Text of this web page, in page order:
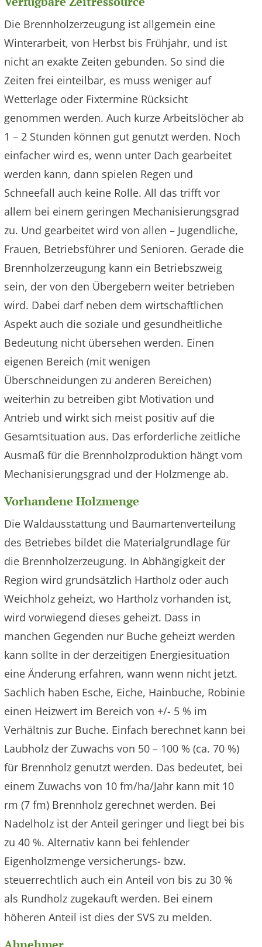
Die Brennholzerzeugung ist allgemein eine
Winterarbeit, von Herbst bis Frühjahr, und ist
nicht an exakte Zeiten gebunden. So sind die
Zeiten frei einteilbar, es muss weniger auf
Wetterlage oder Fixtermine Rücksicht
genommen werden. Auch kurze Arbeitslöcher ab
1 – 2 Stunden können gut genutzt werden. Noch
einfacher wird es, wenn unter Dach gearbeitet
werden kann, dann spielen Regen und
Schneefall auch keine Rolle. All das trifft vor
allem bei einem geringen Mechanisierungsgrad
zu. Und gearbeitet wird von allen – Jugendliche,
Frauen, Betriebsführer und Senioren. Gerade die
Brennholzerzeugung kann ein Betriebszweig
sein, der von den Übergebern weiter betrieben
wird. Dabei darf neben dem wirtschaftlichen
Aspekt auch die soziale und gesundheitliche
Bedeutung nicht übersehen werden. Einen
eigenen Bereich (mit wenigen
Überschneidungen zu anderen Bereichen)
weiterhin zu betreiben gibt Motivation und
Antrieb und wirkt sich meist positiv auf die
Gesamtsituation aus. Das erforderliche zeitliche
Ausmaß für die Brennholzproduktion hängt vom
Mechanisierungsgrad und der Holzmenge ab.
Vorhandene Holzmenge
Die Waldausstattung und Baumartenverteilung
des Betriebes bildet die Materialgrundlage für
die Brennholzerzeugung. In Abhängigkeit der
Region wird grundsätzlich Hartholz oder auch
Weichholz geheizt, wo Hartholz vorhanden ist,
wird vorwiegend dieses geheizt. Dass in
manchen Gegenden nur Buche geheizt werden
kann sollte in der derzeitigen Energiesituation
eine Änderung erfahren, wann wenn nicht jetzt.
Sachlich haben Esche, Eiche, Hainbuche, Robinie
einen Heizwert im Bereich von +/- 5 % im
Verhältnis zur Buche. Einfach berechnet kann bei
Laubholz der Zuwachs von 50 – 100 % (ca. 70 %)
für Brennholz genutzt werden. Das bedeutet, bei
einem Zuwachs von 10 fm/ha/Jahr kann mit 10
rm (7 fm) Brennholz gerechnet werden. Bei
Nadelholz ist der Anteil geringer und liegt bei bis
zu 40 %. Alternativ kann bei fehlender
Eigenholzmenge versicherungs- bzw.
steuerrechtlich auch ein Anteil von bis zu 30 %
als Rundholz zugekauft werden. Bei einem
höheren Anteil ist dies der SVS zu melden.